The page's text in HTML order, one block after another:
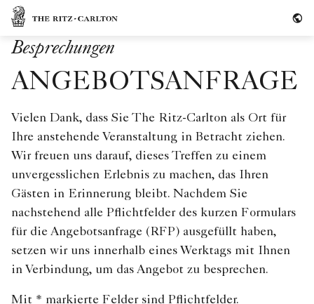
Skip to Content The Ritz-Carlton
Besprechungen
ANGEBOTSANFRAGE
Vielen Dank, dass Sie The Ritz-Carlton als Ort für
Ihre anstehende Veranstaltung in Betracht ziehen.
Wir freuen uns darauf, dieses Treffen zu einem
unvergesslichen Erlebnis zu machen, das Ihren
Gästen in Erinnerung bleibt. Nachdem Sie
nachstehend alle Pflichtfelder des kurzen Formulars
für die Angebotsanfrage (RFP) ausgefüllt haben,
setzen wir uns innerhalb eines Werktags mit Ihnen
in Verbindung, um das Angebot zu besprechen.
Mit * markierte Felder sind Pflichtfelder.